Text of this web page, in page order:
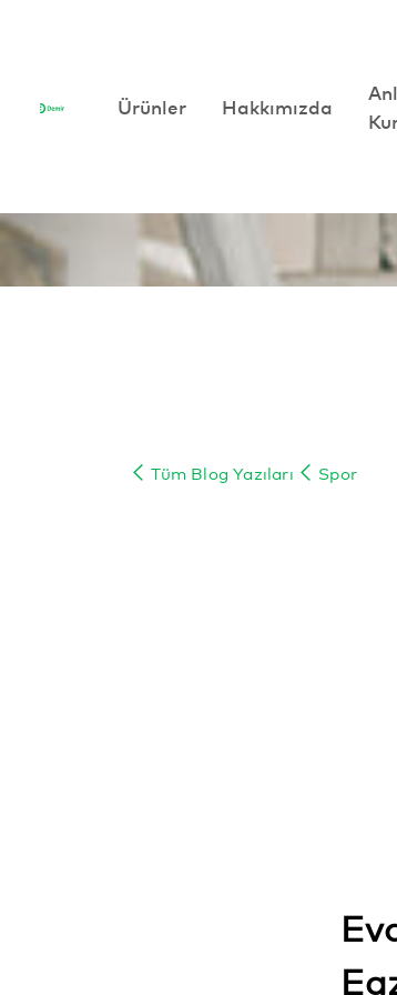
Ürünler Hakkımızda
Ürünler Hakkımızda
Tüm Blog Yazıları Spor